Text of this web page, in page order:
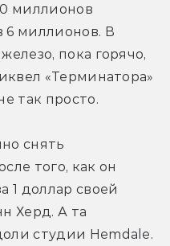
миллионов
6 миллионов. В
пока горячо,
«Терминатора»
так просто.
снять
того, как он
1 доллар своей
Херд. А та
студии Hemdale.